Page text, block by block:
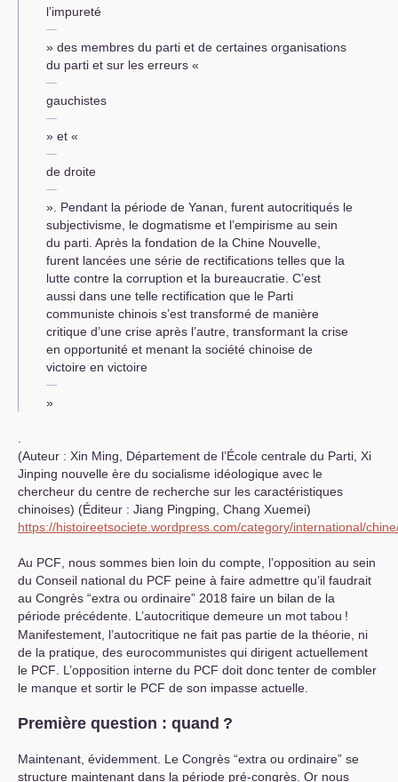
l’impureté
» des membres du parti et de certaines organisations
du parti et sur les erreurs «
gauchistes
» et «
de droite
». Pendant la période de Yanan, furent autocritiqués le
subjectivisme, le dogmatisme et l’empirisme au sein
du parti. Après la fondation de la Chine Nouvelle,
furent lancées une série de rectifications telles que la
lutte contre la corruption et la bureaucratie. C’est
aussi dans une telle rectification que le Parti
communiste chinois s’est transformé de manière
critique d’une crise après l’autre, transformant la crise
en opportunité et menant la société chinoise de
victoire en victoire
»
(Auteur : Xin Ming, Département de l’École centrale du Parti, Xi
Jinping nouvelle ère du socialisme idéologique avec le
chercheur du centre de recherche sur les caractéristiques
chinoises) (Éditeur : Jiang Pingping, Chang Xuemei)
https://histoireetsociete.wordpress.com/category/international/
Au PCF , nous sommes bien loin du compte, l’opposition au sein
du Conseil national du PCF peine à faire admettre qu’il faudrait
au Congrès “extra ou ordinaire” 2018 faire un bilan de la
période précédente. L’autocritique demeure un mot tabou !
Manifestement, l’autocritique ne fait pas partie de la théorie, ni
de la pratique, des eurocommunistes qui dirigent actuellement
le PCF . L’opposition interne du PCF doit donc tenter de combler
le manque et sortir le PCF de son impasse actuelle.
Première question : quand ?
Maintenant, évidemment. Le Congrès “extra ou ordinaire” se
structure maintenant dans la période pré-congrès. Or nous